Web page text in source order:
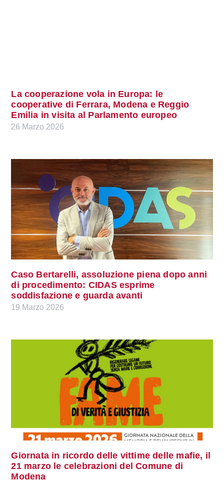
La cooperazione vola in Europa: le
cooperative di Ferrara, Modena e Reggio
Emilia in visita al Parlamento europeo
26 Marzo 2026
Caso Bertarelli, assoluzione piena dopo anni
di procedimento: CIDAS esprime
soddisfazione e guarda avanti
19 Marzo 2026
Giornata in ricordo delle vittime delle mafie, il
21 marzo le celebrazioni del Comune di
Modena